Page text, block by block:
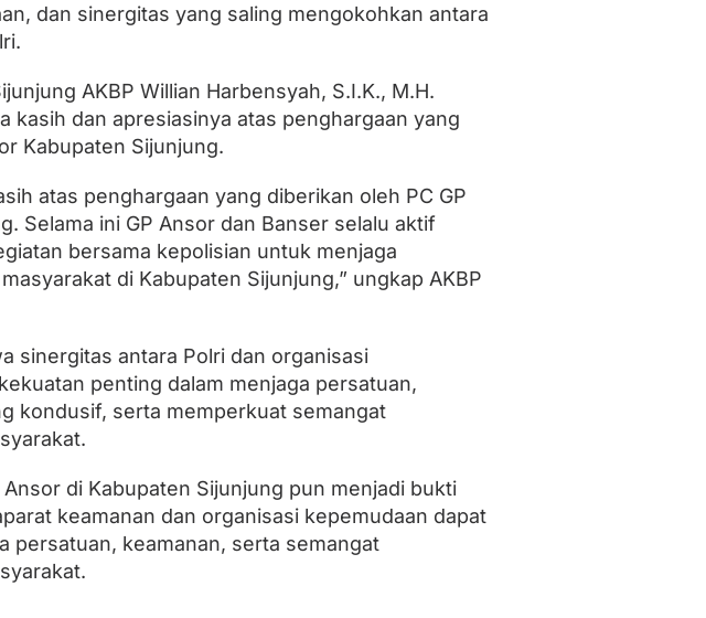
dan sinergitas yang saling mengokohkan antara
AKBP Willian Harbensyah, S.I.K., M.H.
kasih dan apresiasinya atas penghargaan yang
Kabupaten Sijunjung.
atas penghargaan yang diberikan oleh PC GP
Selama ini GP Ansor dan Banser selalu aktif
bersama kepolisian untuk menjaga
di Kabupaten Sijunjung,” ungkap AKBP
sinergitas antara Polri dan organisasi
penting dalam menjaga persatuan,
kondusif, serta memperkuat semangat
di Kabupaten Sijunjung pun menjadi bukti
keamanan dan organisasi kepemudaan dapat
persatuan, keamanan, serta semangat